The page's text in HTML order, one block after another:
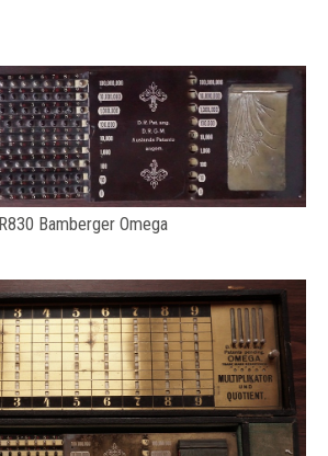
R830 Bamberger Omega